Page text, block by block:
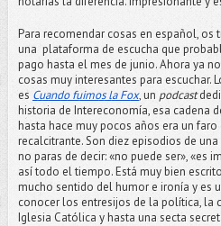
Para recomendar cosas en español, os
una plataforma de escucha que
pago hasta el mes de junio. Ahora ya
cosas muy interesantes para escuchar.
es Cuando fuimos la Fox, un podcast
historia de Intereconomía, esa cadena
hasta hace muy pocos años era un
recalcitrante. Son diez episodios de
no paras de decir: «no puede ser», «es
así todo el tiempo. Está muy bien
mucho sentido del humor e ironía y es
conocer los entresijos de la política, la
Iglesia Católica y hasta una secta